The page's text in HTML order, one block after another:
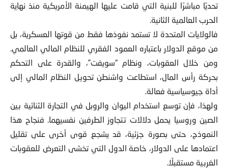
تحديًا مباشرًا للبنية التي قامت عليها الهيمنة الأمريكية منذ نهاية
الحرب العالمية الثانية.
فالولايات المتحدة لا تستمد نفوذها فقط من قوتها العسكرية، بل
من موقع الدولار باعتباره العمود الفقري للنظام المالي العالمي.
ومن خلال العقوبات، ونظام “سويفت”، والقدرة على التحكم
بحركة رأس المال، استطاعت واشنطن تحويل النظام المالي إلى
أداة جيوسياسية فعالة.
ولهذا، فإن توسع استخدام اليوان والروبل في التجارة الثنائية بين
الصين وروسيا يحمل دلالات تتجاوز الطرفين نفسيهما. فنجاح هذا
النموذج، حتى بصورة جزئية، قد يشجع قوى أخرى على تقليل
اعتمادها على الدولار، خاصة الدول التي تخشى التعرض للعقوبات
الغربية مستقبلًا.